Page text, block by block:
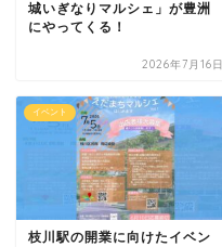
城いぎなりマルシェ」が豊洲
にやってくる！
2026年7月16日
イベント
枝川駅の開業に向けたイベン